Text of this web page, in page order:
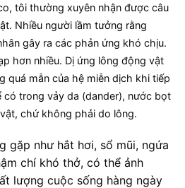
tôi thường xuyên nhận được câu
Nhiều người lầm tưởng rằng
gây ra các phản ứng khó chịu.
hơn nhiều. Dị ứng lông động vật
quá mẫn của hệ miễn dịch khi tiếp
có trong vảy da (dander), nước bọt
chứ không phải do lông.
gặp như hắt hơi, sổ mũi, ngứa
chí khó thở, có thể ảnh
lượng cuộc sống hàng ngày